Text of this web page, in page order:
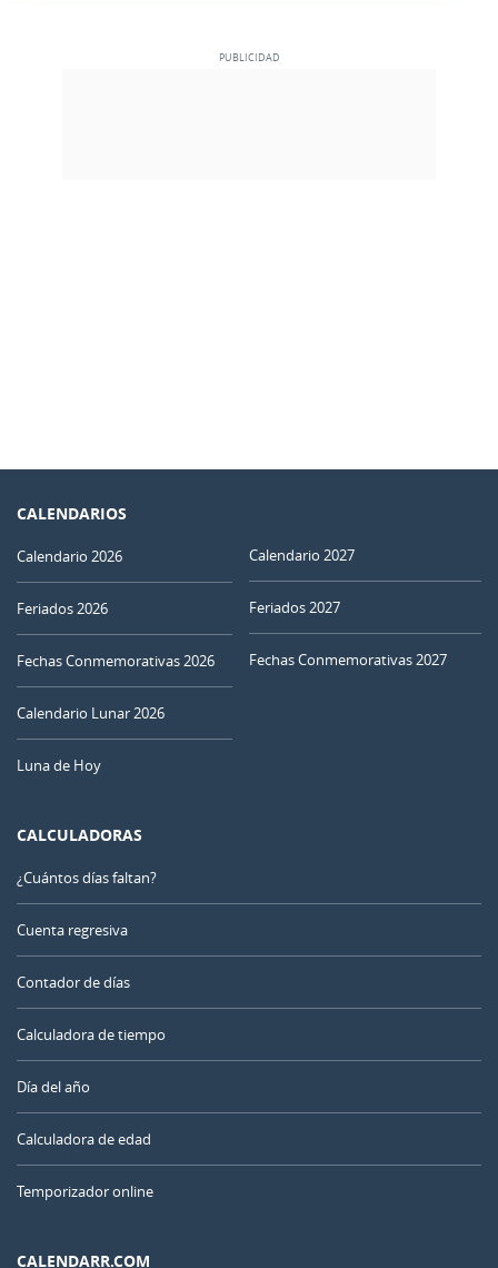
CALENDARIOS
Calendario 2026
Feriados 2026
Fechas Conmemorativas 2026
Calendario Lunar 2026
Luna de Hoy
Calendario 2027
Feriados 2027
Fechas Conmemorativas 2027
CALCULADORAS
¿Cuántos días faltan?
Cuenta regresiva
Contador de días
Calculadora de tiempo
Día del año
Calculadora de edad
Temporizador online
CALENDARR.COM